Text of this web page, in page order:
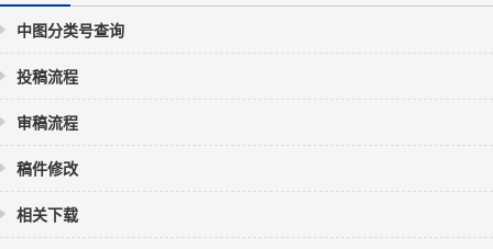
中图分类号查询
投稿流程
审稿流程
稿件修改
相关下载